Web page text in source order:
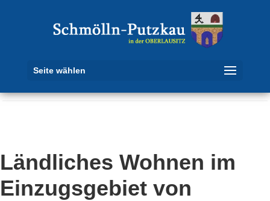
Seite wählen
Ländliches Wohnen im
Einzugsgebiet von